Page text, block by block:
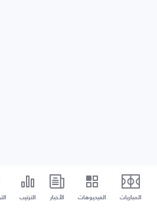
المباريات الفيديوهات الأخبار الترتيب